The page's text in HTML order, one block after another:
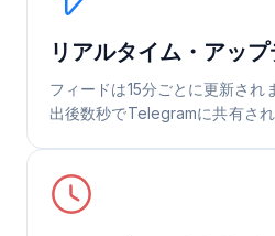
リアルタイム・アップ
フィードは15分ごとに更新され
出後数秒でTelegramに共有され